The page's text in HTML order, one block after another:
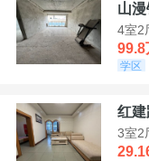
山
4室2
99.8
学区
红建
3室2